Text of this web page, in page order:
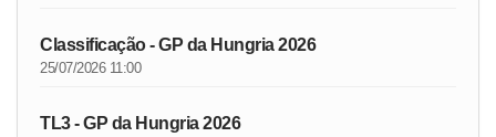
Classificação - GP da Hungria 2026
25/07/2026 11:00
TL3 - GP da Hungria 2026